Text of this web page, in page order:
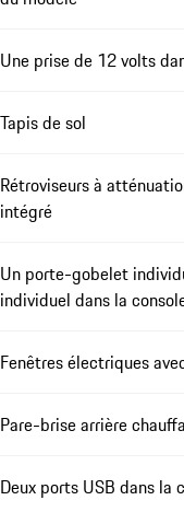
Une prise de 12 volts
Tapis de sol
Rétroviseurs à
intégré
Un porte-gobelet
individuel dans la
Fenêtres électriques
Pare-brise arrière
Deux ports USB dans la